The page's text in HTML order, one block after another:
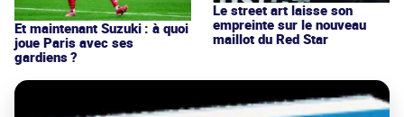
Et maintenant Suzuki : à quoi
joue Paris avec ses
gardiens ?
Le street art laisse son
empreinte sur le nouveau
maillot du Red Star